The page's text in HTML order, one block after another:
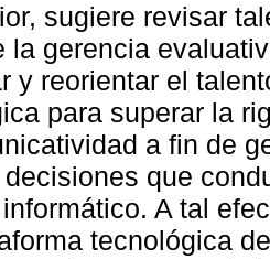
sugiere revisar
la gerencia
y reorientar el
para superar la
a fin de
que
A tal
tecnológica